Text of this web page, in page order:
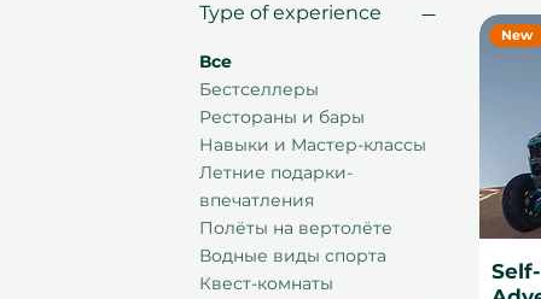
Type of experience
Все
Бестселлеры
Рестораны и бары
Навыки и Мастер-классы
Летние подарки-
впечатления
Полёты на вертолёте
Водные виды спорта
Квест-комнаты
New